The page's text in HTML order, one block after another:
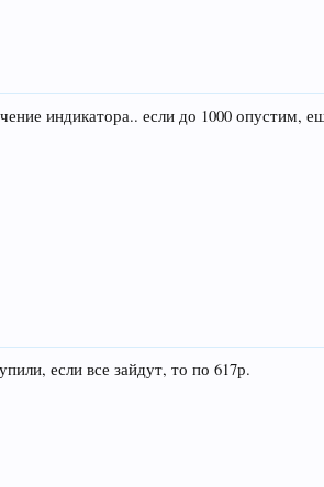
индикатора.. если до 1000 опустим,
если все зайдут, то по 617р.